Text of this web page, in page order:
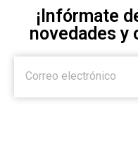
¡Infórmate
novedades y